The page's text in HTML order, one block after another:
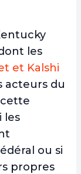
les
et Kalshi
acteurs du
les
ou si
propres